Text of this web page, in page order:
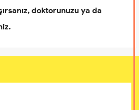
doktorunuzu ya da